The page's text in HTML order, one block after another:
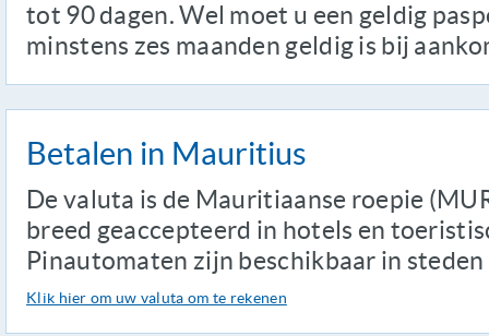
tot 90 dagen. Wel moet u een geldig
minstens zes maanden geldig is bij
Betalen in Mauritius
De valuta is de Mauritiaanse roepie
breed geaccepteerd in hotels en
Pinautomaten zijn beschikbaar in
Klik hier om uw valuta om te rekenen